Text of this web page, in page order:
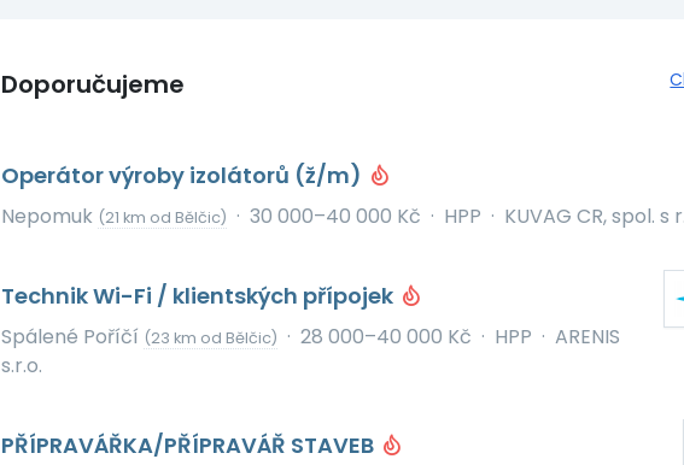
Doporučujeme
Operátor výroby izolátorů (ž/m)
Nepomuk (21 km od Bělčic) · 30 000–40 000 Kč · HPP · KUVAG CR, spol. s
Technik Wi-Fi / klientských přípojek
Spálené Poříčí (23 km od Bělčic) · 28 000–40 000 Kč · HPP · ARENIS
s.r.o.
PŘÍPRAVÁŘKA/PŘÍPRAVÁŘ STAVEB